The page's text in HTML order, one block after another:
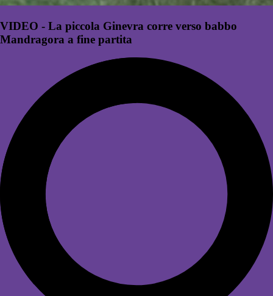
VIDEO - La piccola Ginevra corre verso babbo
Mandragora a fine partita